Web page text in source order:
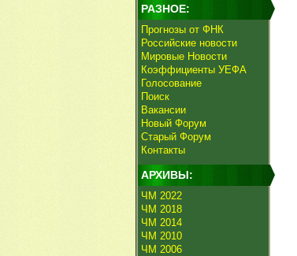
РАЗНОЕ:
Прогнозы от ФНК
Российские новости
Мировые Новости
Коэффициенты УЕФА
Голосование
Поиск
Вакансии
Новый Форум
Старый Форум
Контакты
АРХИВЫ:
ЧМ 2022
ЧМ 2018
ЧМ 2014
ЧМ 2010
ЧМ 2006